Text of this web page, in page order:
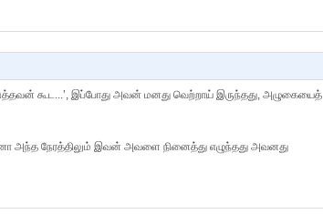
கூட...’, இப்போது அவன் மனது வெற்றாய் இருந்தது, அழுகையைத்
அந்த நேரத்திலும் இவன் அவளை நினைத்து எழுந்தது அவனது